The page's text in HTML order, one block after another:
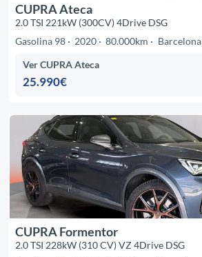
CUPRA Ateca
2.0 TSI 221kW (300CV) 4Drive DSG
Gasolina 98
2020 80.000km Barcelona
Ver CUPRA Ateca
25.990€
CUPRA Formentor
2.0 TSI 228kW (310 CV) VZ 4Drive DSG